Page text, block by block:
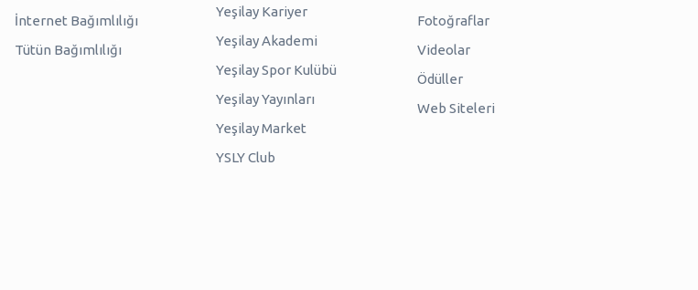
İnternet Bağımlılığı
Tütün Bağımlılığı
Yeşilay Kariyer
Yeşilay Akademi
Yeşilay Spor Kulübü
Yeşilay Yayınları
Yeşilay Market
YSLY Club
Fotoğraflar
Videolar
Ödüller
Web Siteleri